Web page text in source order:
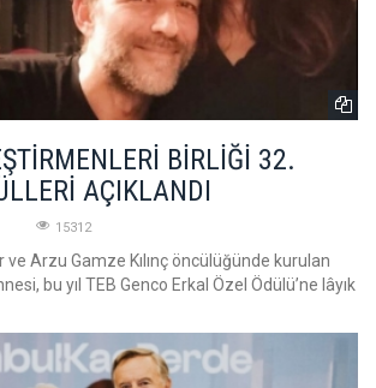
BİRLİĞİ 32.
AÇIKLANDI
15312
Arzu Gamze Kılınç öncülüğünde kurulan
bu yıl TEB Genco Erkal Özel Ödülü’ne lâyık